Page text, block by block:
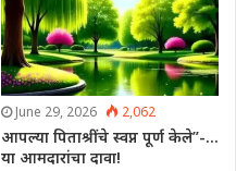
June 29, 2026 2,062
आपल्या पिताश्रींचे स्वप्न पूर्ण केले”-…
या आमदारांचा दावा!